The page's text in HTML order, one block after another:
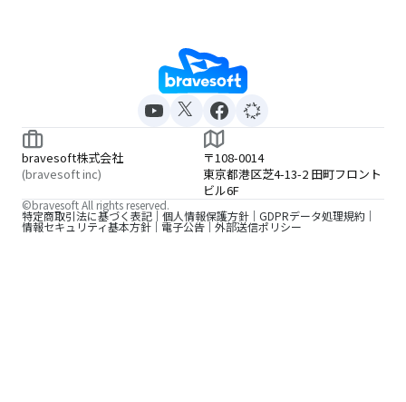
bravesoft株式会社
(bravesoft inc)
〒108-0014
東京都港区芝4-13-2 田町フロント
ビル6F
特定商取引法に基づく表記 個人情報保護方針 GDPRデータ処理規約
情報セキュリティ基本方針 電子公告 外部送信ポリシー
©bravesoft All rights reserved.